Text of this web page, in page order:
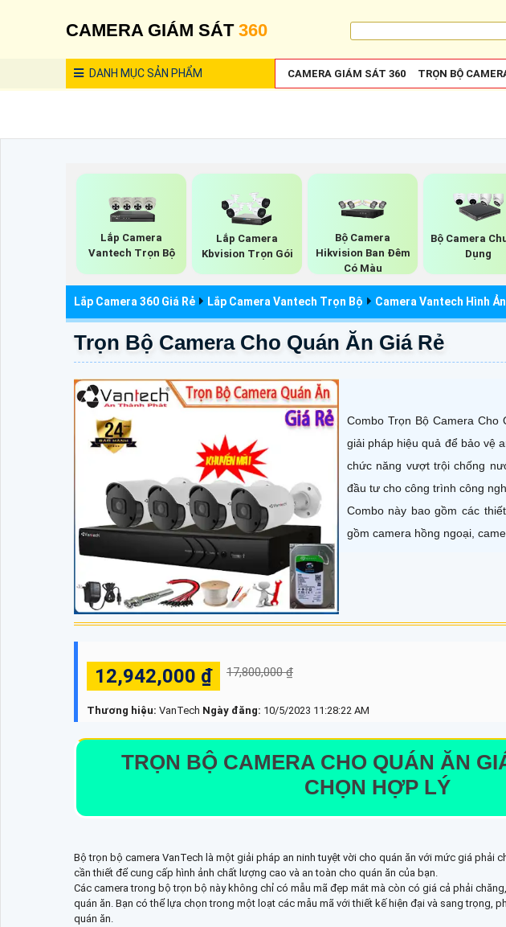
CAMERA GIÁM SÁT 360
DANH MỤCSẢN PHẨM CAMERA GIÁM SÁT 360 TRỌN BỘ
Lắp Camera
Vantech Trọn Bộ
Lắp Camera
Kbvision Trọn Gói
Bộ Camera
Hikvision Ban Đêm
Có Màu
Bộ Camera
Dụng
Lắp Camera 360 Giá Rẻ Lắp Camera Vantech Trọn Bộ Camera Vantech Hình
Trọn Bộ Camera Cho Quán Ăn Giá Rẻ
Combo Trọn Bộ Camera Cho
giải pháp hiệu quả để bảo vệ
chức năng vượt trội chống
đầu tư cho công trình công
Combo này bao gồm các
gồm camera hồng ngoại,
12,942,000 ₫ 17,800,000 ₫
Thương hiệu: VanTech Ngày đăng: 10/5/2023 11:28:22 AM
TRỌN BỘ CAMERA CHO QUÁN ĂN
CHỌN HỢP LÝ
Bộ trọn bộ camera VanTech là một giải pháp an ninh tuyệt vời cho quán ăn với mức giá phải
cần thiết để cung cấp hình ảnh chất lượng cao và an toàn cho quán ăn của bạn.
Các camera trong bộ trọn bộ này không chỉ có mẫu mã đẹp mắt mà còn có giá cả phải
quán ăn. Bạn có thể lựa chọn trong một loạt các mẫu mã với thiết kế hiện đại và sang trọng,
quán ăn.